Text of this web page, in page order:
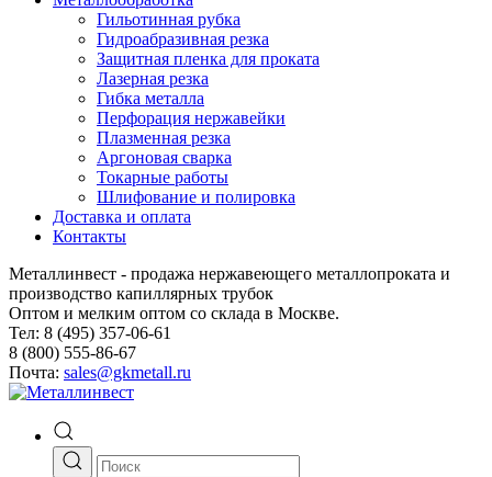
Гильотинная рубка
Гидроабразивная резка
Защитная пленка для проката
Лазерная резка
Гибка металла
Перфорация нержавейки
Плазменная резка
Аргоновая сварка
Токарные работы
Шлифование и полировка
Доставка и оплата
Контакты
Металлинвест - продажа нержавеющего металлопроката и
производство капиллярных трубок
Оптом и мелким оптом со склада в Москве.
Тел: 8 (495) 357-06-61
8 (800) 555-86-67
Почта: sales@gkmetall.ru